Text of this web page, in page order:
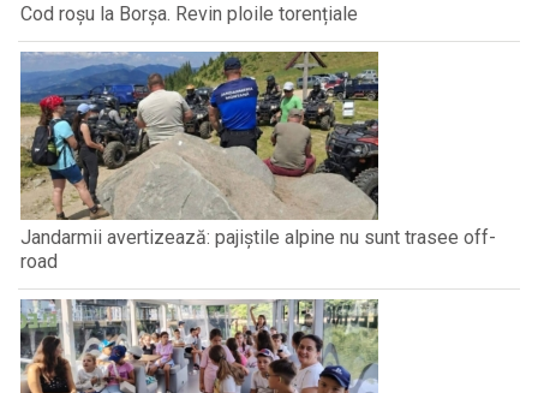
Cod roșu la Borșa. Revin ploile torențiale
Jandarmii avertizează: pajiștile alpine nu sunt trasee off-
road